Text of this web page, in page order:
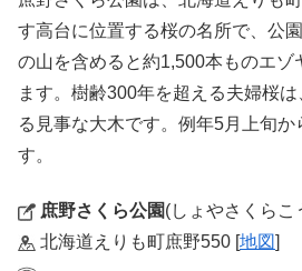
す高台に位置する桜の名所で、公
の山を含めると約1,500本ものエゾ
ます。樹齢300年を超える夫婦桜
る見事な大木です。例年5月上旬か
す。
庶野さくら公園(しょやさくらこ
北海道えりも町庶野550 [地図]